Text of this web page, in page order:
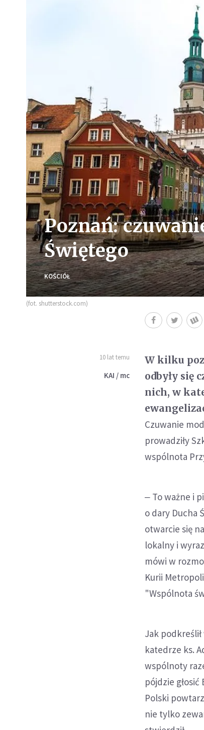
Poznań:
Świętego
KOŚCIÓŁ
(fot. shutterstock.com)
10 lat temu
KAI / mc
W kilku
odbyły się
nich, w
Czuwanie
prowadziły
wspólnota
‒ To ważne i
o dary Ducha
otwarcie się
lokalny i
mówi w
Kurii
"Wspólnota
Jak
katedrze ks.
wspólnoty
pójdzie
Polski
nie tylko